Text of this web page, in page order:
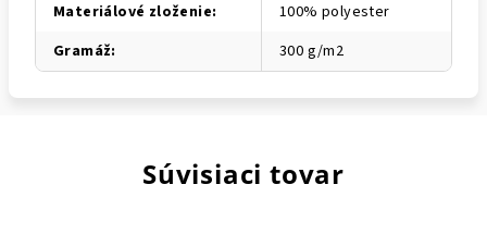
Materiálové zloženie:
100% polyester
Gramáž: 300 g/m2
Súvisiaci tovar